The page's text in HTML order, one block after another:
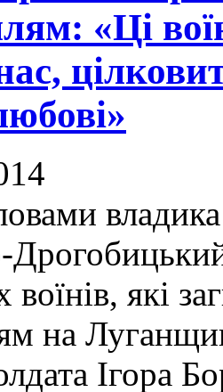
«Ці
воїнів, які
на
Ігора